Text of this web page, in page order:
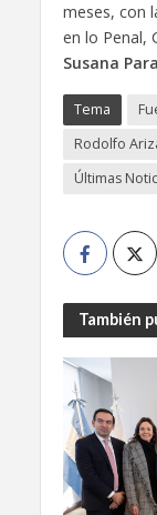
meses, con
en lo Penal,
Susana
Tema
Rodolfo
Últimas
También